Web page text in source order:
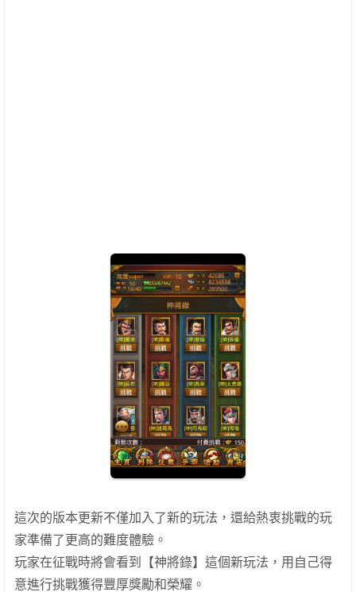
這次的版本更新不僅加入了新的玩法，還給熱衷挑戰的玩
家準備了更高的難度體驗。
玩家在征戰時將會看到【神將錄】這個新玩法，用自己得
意進行挑戰獲得豐厚獎勵和榮耀。